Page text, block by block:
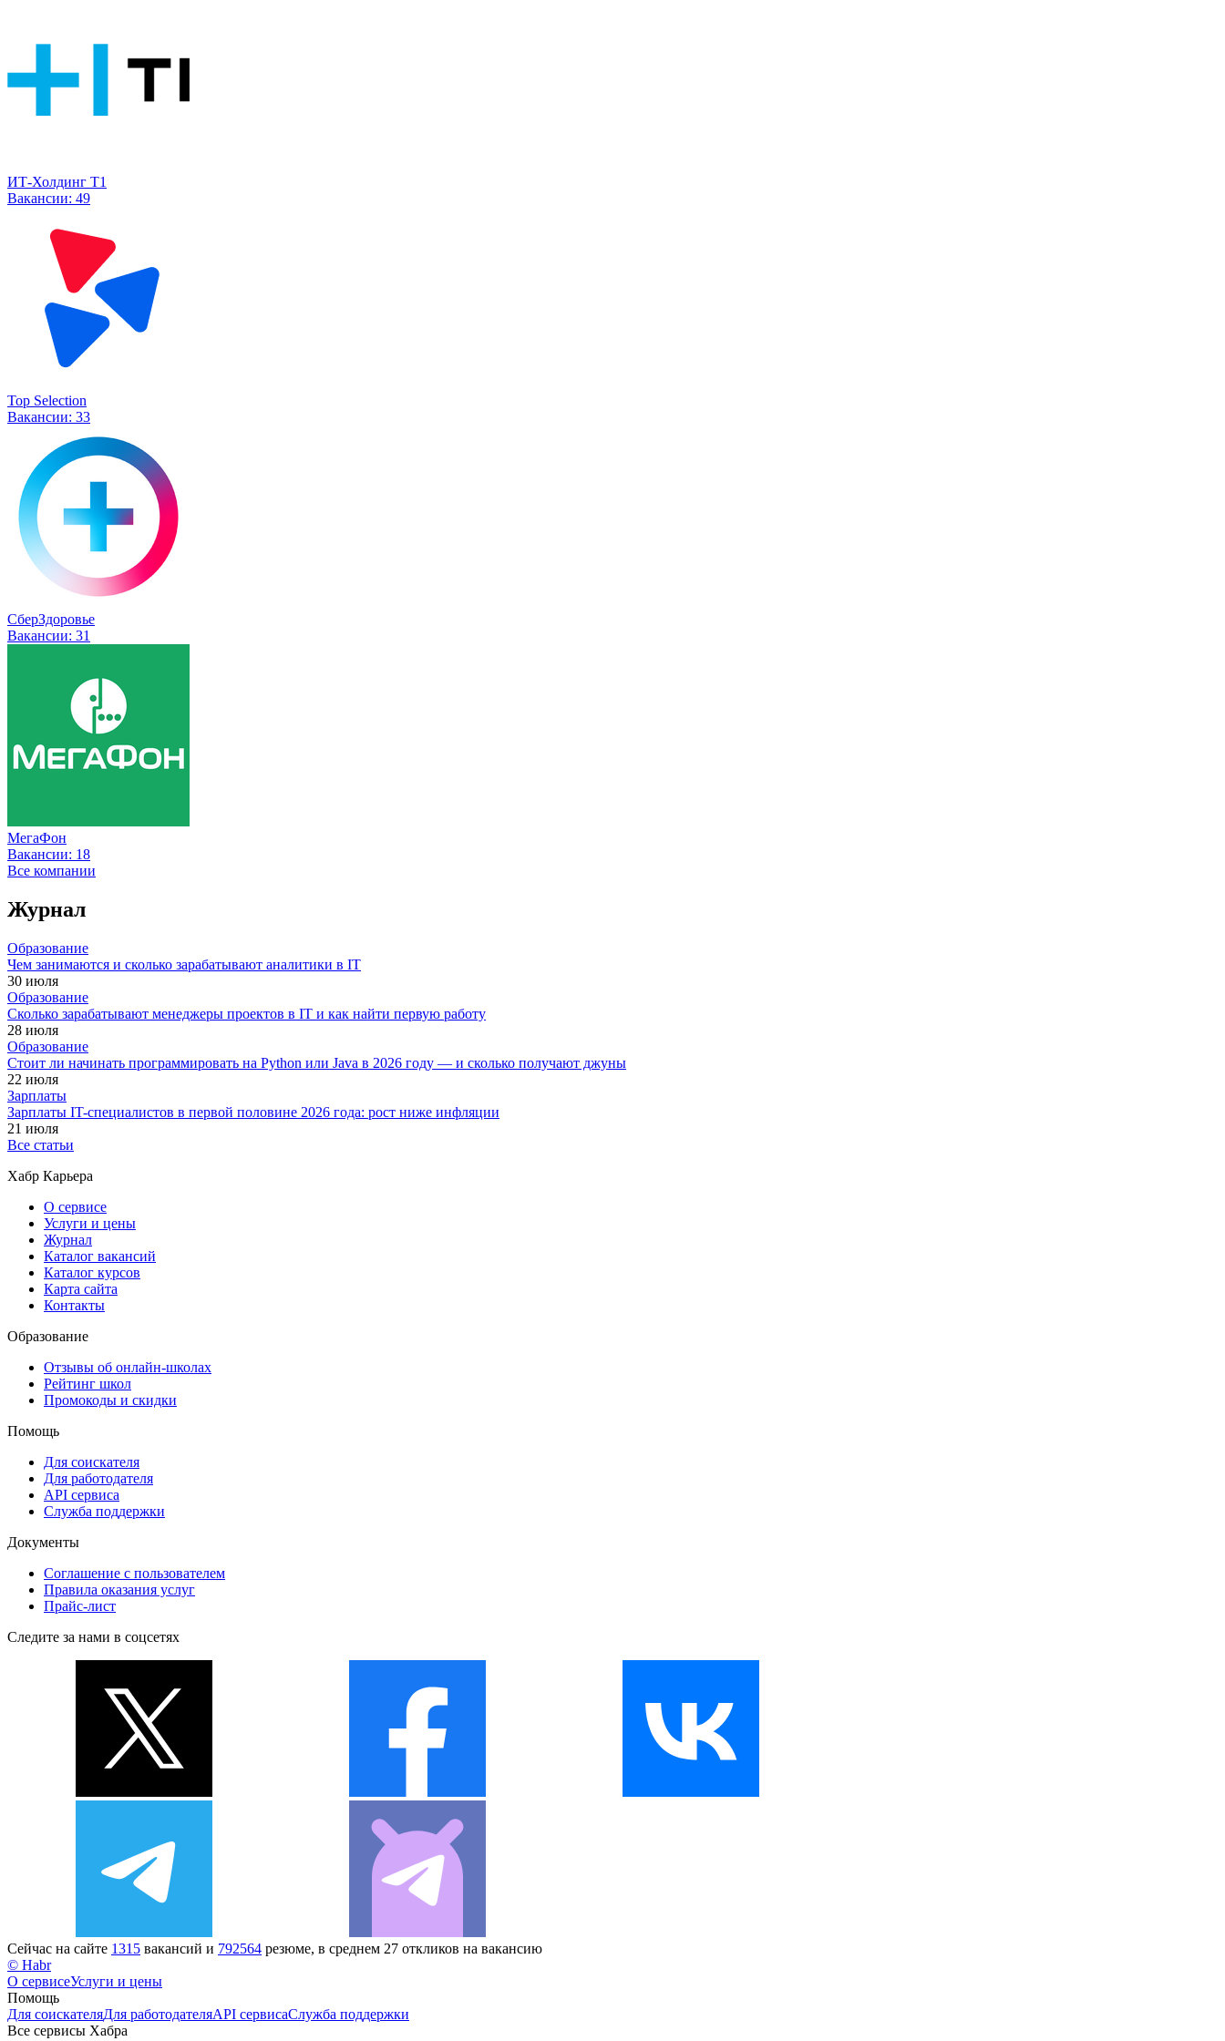
ИТ-Холдинг Т1
Вакансии: 49
Top Selection
Вакансии: 33
СберЗдоровье
Вакансии: 31
МегаФон
Вакансии: 18
Все компании
Журнал
Образование
Чем занимаются и сколько зарабатывают аналитики в IT
30 июля
Образование
Сколько зарабатывают менеджеры проектов в IT и как найти первую работу
28 июля
Образование
Стоит ли начинать программировать на Python или Java в 2026 году — и сколько получают джуны
22 июля
Зарплаты
Зарплаты IT-специалистов в первой половине 2026 года: рост ниже инфляции
21 июля
Все статьи
Хабр Карьера
О сервисе
Услуги и цены
Журнал
Каталог вакансий
Каталог курсов
Карта сайта
Контакты
Образование
Отзывы об онлайн-школах
Рейтинг школ
Промокоды и скидки
Помощь
Для соискателя
Для работодателя
API сервиса
Служба поддержки
Документы
Соглашение с пользователем
Правила оказания услуг
Прайс-лист
Следите за нами в соцсетях
Сейчас на сайте 1315 вакансий и 792564 резюме, в среднем 27 откликов на вакансию
© Habr
О сервисеУслуги и цены
Помощь
Для соискателяДля работодателяAPI сервисаСлужба поддержки
Все сервисы Хабра